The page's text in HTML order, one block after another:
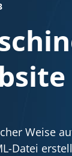
Weise
Datei